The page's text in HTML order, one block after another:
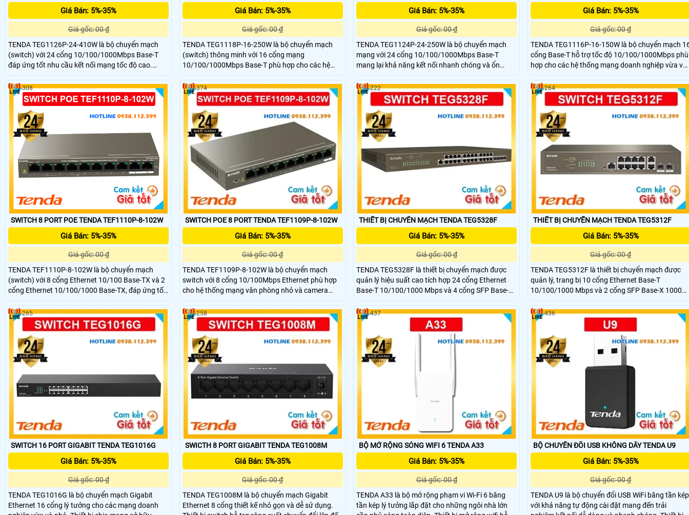
Giá Bán: 5%-35%
Giá gốc: 00 ₫
TENDA TEG1126P-24-410W là bộ chuyển mạch
(switch) với 24 cổng 10/100/1000Mbps Base-T
đáp ứng tốt nhu cầu kết nối mạng tốc độ cao.
Thiết bị switch chia có công suất chuyển đổi lên
đến 48Gbps, đảm bảo khả năng truyền tải dữ liệu
mạnh mẽ và ổn định. Đây là lựa chọn lý tưởng cho
hệ thống mạng doanh nghiệp vừa và nhỏ hoặc
camera giám sát.
Giá Bán: 5%-35%
Giá gốc: 00 ₫
TENDA TEG1118P-16-250W là bộ chuyển mạch
(switch) thông minh với 16 cổng mạng
10/100/1000Mbps Base-T phù hợp cho các hệ
thống mạng vừa và nhỏ. Thiết bị switch hỗ trợ
công suất chuyển đổi lên tới 36Gbps, đảm bảo
truyền tải dữ liệu nhanh chóng và ổn định. Với khả
năng cấp nguồn PoE và thiết kế chắc chắn lý
tưởng cho camera IP và các thiết bị mạng khác.
Giá Bán: 5%-35%
Giá gốc: 00 ₫
TENDA TEG1124P-24-250W là bộ chuyển mạch
mạng với 24 cổng 10/100/1000Mbps Base-T
mang lại khả năng kết nối nhanh chóng và ổn
định. Thiết bị switch có công suất chuyển đổi lên
đến 48Gbps đảm bảo hiệu suất cao cho hệ thống
mạng doanh nghiệp. Đây là giải pháp lý tưởng cho
các văn phòng, camera giám sát và hệ thống
mạng yêu cầu băng thông lớn.
Giá Bán: 5%-35%
Giá gốc: 00 ₫
TENDA TEG1116P-16-150W là bộ chuyển mạch
cổng Base-T hỗ trợ tốc độ 10/100/1000Mbps phù
hợp cho các hệ thống mạng doanh nghiệp vừa và
nhỏ. Thiết bị switch có công suất chuyển đổi lên
đến 32Gbps đảm bảo truyền tải dữ liệu nhanh
chóng và ổn định. Ngoài ra, với thiết kế chắc chắn
và khả năng cấp nguồn PoE, TEG1116P-16-150W
giúp tối ưu hóa hiệu suất và chi phí triển khai
mạng.
SWITCH 8 PORT POE TENDA TEF1110P-8-102W
Giá Bán: 5%-35%
Giá gốc: 00 ₫
TENDA TEF1110P-8-102W là bộ chuyển mạch
(switch) với 8 cổng Ethernet 10/100 Base-TX và 2
cổng Ethernet 10/100/1000 Base-TX, đáp ứng tốt
nhu cầu kết nối mạng tốc độ cao. Thiết bị mạng hỗ
trợ công suất chuyển đổi lên đến 5,6Gbps đảm bảo
truyền tải dữ liệu mượt mà và ổn định. Đây là lựa
chọn lý tưởng cho hệ thống mạng văn phòng nhỏ
hoặc giám sát an ninh IP.
308
SWITCH POE 8 PORT TENDA TEF1109P-8-102W
Giá Bán: 5%-35%
Giá gốc: 00 ₫
TENDA TEF1109P-8-102W là bộ chuyển mạch
switch với 8 cổng 10/100Mbps Ethernet phù hợp
cho hệ thống mạng văn phòng nhỏ và camera
giám sát. Switch chia hỗ trợ cấp nguồn PoE cho
các thiết bị tương thích, giúp tiết kiệm chi phí và tối
ưu hóa không gian lắp đặt. Với công suất chuyển
đổi lên đến 1,6Gbps switch đảm bảo truyền tải dữ
liệu ổn định và nhanh chóng.
374
THIẾT BỊ CHUYỂN MẠCH TENDA TEG5328F
Giá Bán: 5%-35%
Giá gốc: 00 ₫
TENDA TEG5328F là thiết bị chuyển mạch được
quản lý hiệu suất cao tích hợp 24 cổng Ethernet
Base-T 10/100/1000 Mbps và 4 cổng SFP Base-X
1000 Mbps riêng biệt. Switch mạng để triển khai
tại lớp tổng hợp hoặc lớp lõi trong các hệ thống
mạng quy mô trung bình đến lớn. Với khả năng
quản lý linh hoạt và băng thông mạnh mẽ đáp ứng
hiệu quả nhu cầu kết nối của doanh nghiệp, trường
học.
222
THIẾT BỊ CHUYẾN MẠCH TENDA TEG5312F
Giá Bán: 5%-35%
Giá gốc: 00 ₫
TENDA TEG5312F là thiết bị chuyển mạch được
quản lý, trang bị 10 cổng Ethernet Base-T
10/100/1000 Mbps và 2 cổng SFP Base-X 1000
Mbps. Với công suất chuyển đổi lên đến 24Gbps,
thiết bị đảm bảo khả năng truyền tải dữ liệu nhanh
chóng và ổn định. Đây là giải pháp lý tưởng cho hệ
thống mạng doanh nghiệp vừa và nhỏ.
264
SWITCH 16 PORT GIGABIT TENDA TEG1016G
Giá Bán: 5%-35%
Giá gốc: 00 ₫
TENDA TEG1016G là bộ chuyển mạch Gigabit
Ethernet 16 cổng lý tưởng cho các mạng doanh
265
SWICTH 8 PORT GIGABIT TENDA TEG1008M
Giá Bán: 5%-35%
Giá gốc: 00 ₫
TENDA TEG1008M là bộ chuyển mạch Gigabit
Ethernet 8 cổng thiết kế nhỏ gọn và dễ sử dụng.
258
BỘ MỞ RỘNG SÓNG WIFI 6 TENDA A33
Giá Bán: 5%-35%
Giá gốc: 00 ₫
TENDA A33 là bộ mở rộng phạm vi Wi-Fi 6 băng
tần kép lý tưởng lắp đặt cho những ngôi nhà lớn
437
BỘ CHUYỂN ĐỔI USB KHÔNG DÂY TENDA U9
Giá Bán: 5%-35%
Giá gốc: 00 ₫
TENDA U9 là bộ chuyển đổi USB WiFi băng tần kép
với khả năng tự động cài đặt mang đến trải
436